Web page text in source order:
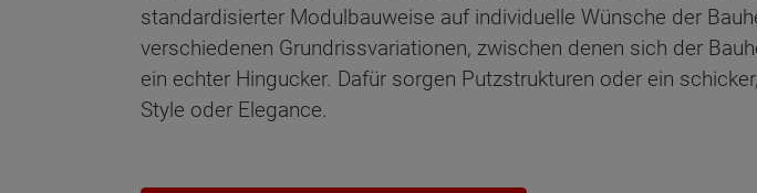
standardisierter Modulbauweise auf individuelle Wünsche der
verschiedenen Grundrissvariationen, zwischen denen sich der
ein echter Hingucker. Dafür sorgen Putzstrukturen oder ein
Style oder Elegance.